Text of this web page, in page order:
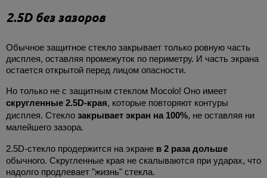
2.5D без зазоров
Обычное защитное стекло закрывает только ровную часть
дисплея, оставляя промежуток по периметру. И часть экрана
остается открытой перед лицом опасности.
Но только не с защитным стеклом Mocolo! Оно имеет
скругленные 2.5D-края, которые повторяют контуры
дисплея. Стекло закрывает экран на 100%, не оставляя ни
малейшего зазора.
2.5D-стекло продержится на экране в 2 раза дольше
обычного. Скругленные края не скалываются при ударах, что
надолго продлевает "жизнь" стекла.